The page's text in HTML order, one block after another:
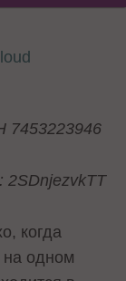
2SDnjezvkTT
когда
на одном